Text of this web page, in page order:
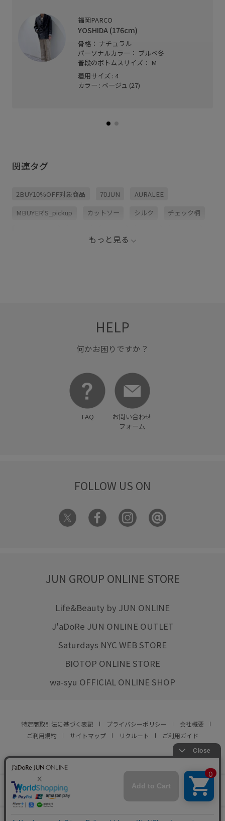
0
福岡PARCO
YOSHIDA (176cm)
骨格： ナチュラル
パーソナルカラー： ブルべ冬
普段のボトムスサイズ： M
着用サイズ : 4
カラー : ベージュ (27)
関連タグ
2BUY10%OFF対象商品 70JUN AURALEE
MBUYER'S_pickup カットソー シルク チェック柄
もっと見る
HELP
何かお困りですか？
FAQ
お問い合わせ
フォーム
FOLLOW US ON
JUN GROUP ONLINE STORE
Life&Beauty by JUN ONLINE
J'aDoRe JUN ONLINE OUTLET
Saturdays NYC WEB STORE
BIOTOP ONLINE STORE
wa-syu OFFICIAL ONLINE SHOP
特定商取引法に基づく表記 プライバシーポリシー
会社概要
ご利用規約
サイトマップ リクルート ご利用ガイド
© JUN CO.,LTD. ALL RIGHTS RESERVED.
店舗在庫
をみる
カートに入れる